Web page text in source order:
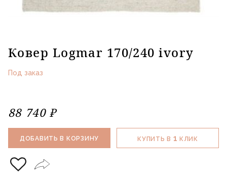
Ковер Logmar 170/240 ivory
Под заказ
88 740 ₽
ДОБАВИТЬ В КОРЗИНУ КУПИТЬ В 1 КЛИК